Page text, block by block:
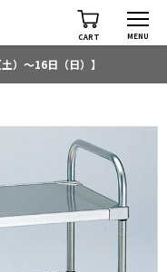
CART MENU
）～16日（日）】